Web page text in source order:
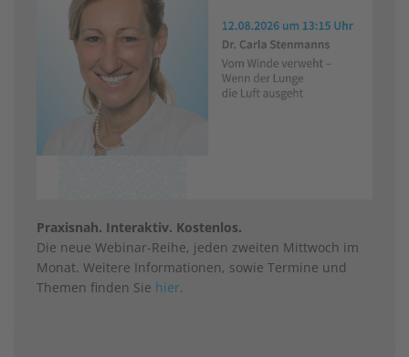
Praxisnah. Interaktiv. Kostenlos.
Die neue Webinar-Reihe, jeden zweiten Mittwoch im
Monat. Weitere Informationen, sowie Termine und
Themen finden Sie hier.